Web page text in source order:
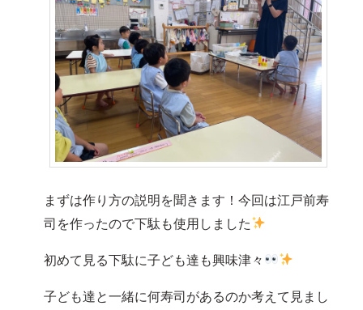
まずは作り方の説明を聞きます！今回は江戸前寿
司を作ったので下駄も使用しました
初めて見る下駄に子ども達も興味津々
子ども達と一緒に何寿司があるのか考えて見まし